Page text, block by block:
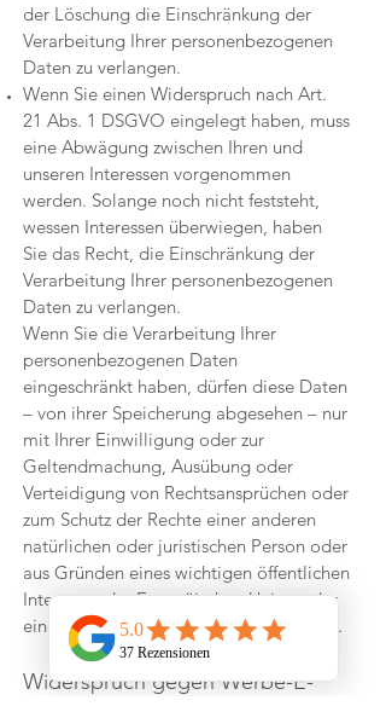
der Löschung die Einschränkung der
Verarbeitung Ihrer personenbezogenen
Daten zu verlangen.
Wenn Sie einen Widerspruch nach Art.
21 Abs. 1 DSGVO eingelegt haben, muss
eine Abwägung zwischen Ihren und
unseren Interessen vorgenommen
werden. Solange noch nicht feststeht,
wessen Interessen überwiegen, haben
Sie das Recht, die Einschränkung der
Verarbeitung Ihrer personenbezogenen
Daten zu verlangen.
Wenn Sie die Verarbeitung Ihrer
personenbezogenen Daten
eingeschränkt haben, dürfen diese Daten
– von ihrer Speicherung abgesehen – nur
mit Ihrer Einwilligung oder zur
Geltendmachung, Ausübung oder
Verteidigung von Rechtsansprüchen oder
zum Schutz der Rechte einer anderen
natürlichen oder juristischen Person oder
aus Gründen eines wichtigen öffentlichen
Interesses der Europäischen Union oder
eines Mitgliedstaats verarbeitet werden.
Widerspruch gegen Werbe-E-